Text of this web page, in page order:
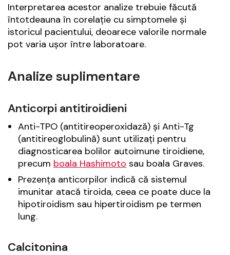
Interpretarea acestor analize trebuie făcută
întotdeauna în corelație cu simptomele și
istoricul pacientului, deoarece valorile normale
pot varia ușor între laboratoare.
Analize suplimentare
Anticorpi antitiroidieni
Anti-TPO (antitireoperoxidază) și Anti-Tg
(antitireoglobulină) sunt utilizați pentru
diagnosticarea bolilor autoimune tiroidiene,
precum boala Hashimoto sau boala Graves.
Prezența anticorpilor indică că sistemul
imunitar atacă tiroida, ceea ce poate duce la
hipotiroidism sau hipertiroidism pe termen
lung.
Calcitonina